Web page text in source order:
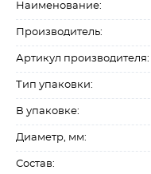
Наименование:
Производитель:
Артикул производителя:
Тип упаковки:
В упаковке:
Диаметр, мм:
Состав: